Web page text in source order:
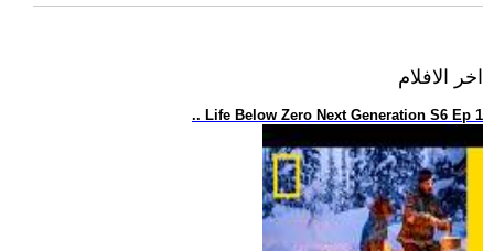
اخر الافلام
.. Life Below Zero Next Generation S6 Ep 1